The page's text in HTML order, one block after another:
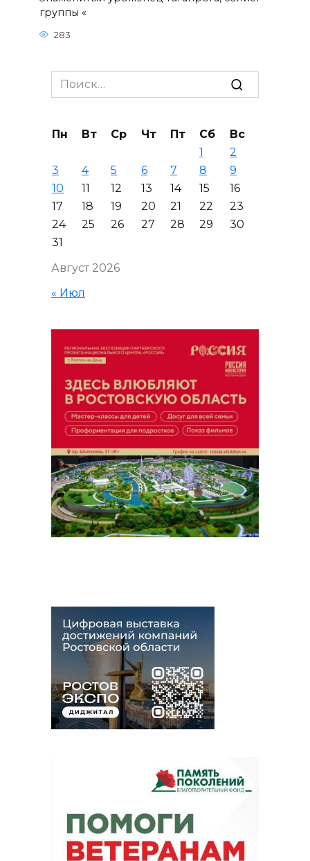
группы «
283
Search
for:
Август 2026
Пн Вт Ср Чт Пт Сб
Вс
1
2
3
4 5 6 7 8
9
10
11 12 13 14 15
16
17
18 19 20 21 22
23
24
25 26 27 28 29
30
31
« Июл